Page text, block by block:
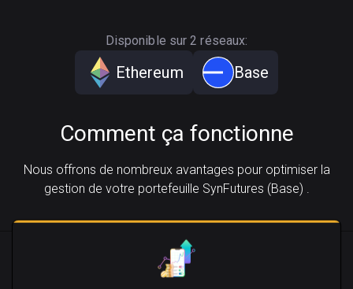
Disponible sur 2 réseaux:
Ethereum Base
Comment ça fonctionne
Nous offrons de nombreux avantages pour optimiser la
gestion de votre portefeuille SynFutures (Base) .